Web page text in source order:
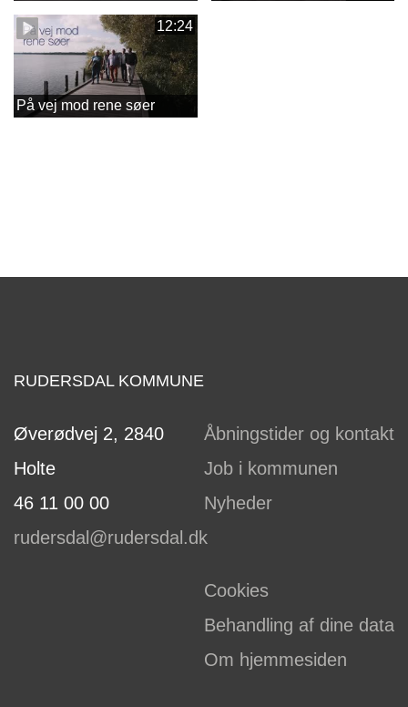
12:24
På vej mod rene søer
RUDERSDAL KOMMUNE
Øverødvej 2, 2840
Holte
46 11 00 00
rudersdal@rudersdal.dk
Åbningstider og kontakt
Job i kommunen
Nyheder
Cookies
Behandling af dine data
Om hjemmesiden